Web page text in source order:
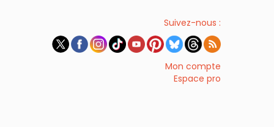
Suivez-nous :
Mon compte
Espace pro